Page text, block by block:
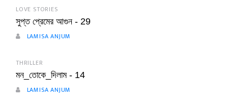
LOVE STORIES
সুপ্ত প্রেমের আগুন - 29
LAMISA ANJUM
THRILLER
মন_তোকে_দিলাম - 14
LAMISA ANJUM